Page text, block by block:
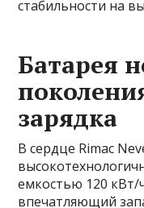
стабильности на
Батарея
зарядка
В сердце Rimac
емкостью 120 кВт/
впечатляющий